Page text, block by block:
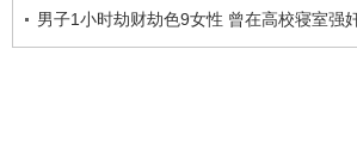
男子1小时劫财劫色9女性 曾在高校寝室强